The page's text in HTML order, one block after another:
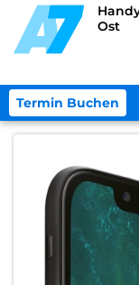
Ost
Termin Buchen